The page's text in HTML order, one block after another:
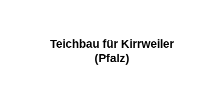
Teichbau für Kirrweiler
(Pfalz)